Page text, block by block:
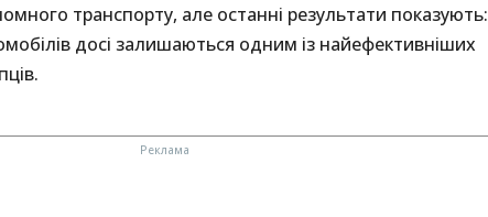
транспорту, але останні результати показують:
досі залишаються одним із найефективніших